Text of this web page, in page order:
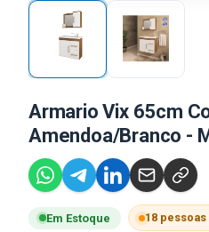
Armario Vix 65cm
Amendoa/Branco -
Em Estoque 18